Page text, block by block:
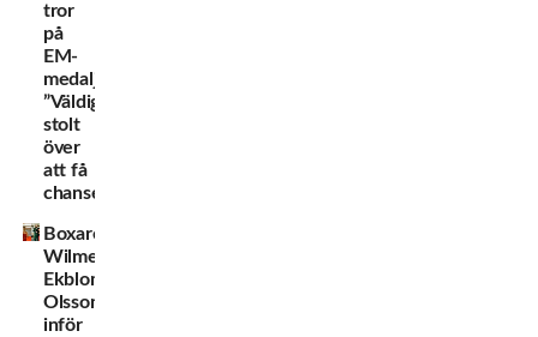
tror
på
EM-
medalj:
”Väldigt
stolt
över
att få
chansen!”
Boxaren
Wilmer
Ekblom
Olsson
inför